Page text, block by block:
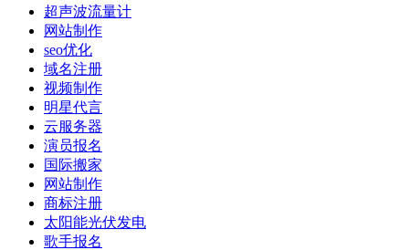
超声波流量计
网站制作
seo优化
域名注册
视频制作
明星代言
云服务器
演员报名
国际搬家
网站制作
商标注册
太阳能光伏发电
歌手报名